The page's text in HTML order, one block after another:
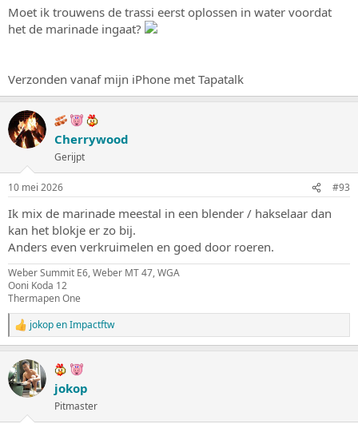
e
n
Moet ik trouwens de trassi eerst oplossen in water voordat
het de marinade ingaat?
Verzonden vanaf mijn iPhone met Tapatalk
Cherrywood
Gerijpt
10 mei 2026 #93
Ik mix de marinade meestal in een blender / hakselaar dan
kan het blokje er zo bij.
Anders even verkruimelen en goed door roeren.
Weber Summit E6, Weber MT 47, WGA
Ooni Koda 12
Thermapen One
W
a
r
d
e
i
jokopenImpactftw
jokop
Pitmaster